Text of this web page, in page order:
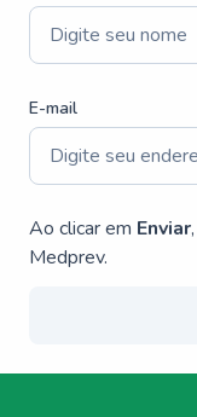
E-mail
Ao clicar em Enviar
Medprev.